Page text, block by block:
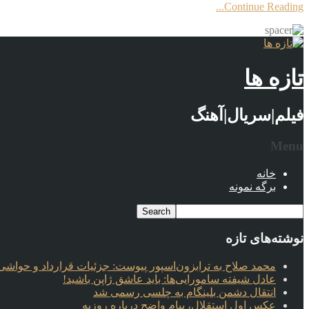
Continue Reading...
تازه ها
فیلم|سریال|آهنگ
Menu
خانه
برگه نمونه
نوشته‌های تازه
محمد صلاح به ترابزون‌اسپور پیوست: جزئیات قرارداد و حواشی
عادل شیفته سامورایی‌ها: باید عاشق ژاپن باشید!
انتقال دشمن بلینگام به چلسی رسمی شد
عکس اول استقلال، پیام واضح درباره روزبه